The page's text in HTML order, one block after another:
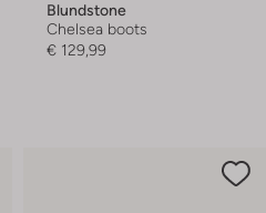
Blundstone
Chelsea boots
€ 129,99